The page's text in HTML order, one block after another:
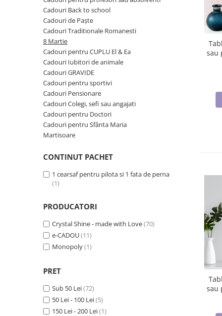
Cadouri barbati
Seturi cadou barbati
Seturi cadou barbati portofel si curea
Ceasuri pentru EL
Cadouri craciun barbati
Cadouri personalizate barbati
Cadouri copii
Cadouri copii bebelusi 0+
Lenjerii de pat Disney
Cadouri craciun copii
Colectia Disney
Sticlă pentru apa Personalizată
Seturi cadou pentru copii KID's Collection
Lenjerii de pat pentru copii
Cadouri Cuplu
Pijamale de CRACIUN
Pijamale de barbati
Halate si capoate
Etichete scolare
Sepci personalizate
Bannere personalizate scoli si gradinite
Caserole personalizate sandwich
Saculeti personalizati
Sticla de apa personalizata
Agende si caiete personalizate
Cadouri Back to school
Cadouri de Paște
Cadouri Traditionale Romanesti
8 Martie
Cadouri pentru CUPLU El & Ea
Cadouri Iubitori de animale
Cadouri GRAVIDE
Cadouri pentru sportivi
Cadouri Pensionare
Cadouri Colegi, sefi sau angajati
Cadouri pentru Doctori
Cadouri pentru Sfânta Maria
Martisoare
CONTINUT PACHET
1 cearsaf pentru pilota si 1 fata de perna
(1)
PRODUCATORI
Crystal Shine - made with Love(70)
e-CADOU(11)
Monopoly(1)
PRET
Sub 50 Lei(72)
50 Lei - 100 Lei(5)
150 Lei - 200 Lei(1)
sau
sau